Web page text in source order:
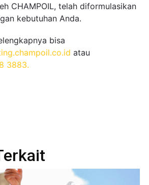
CHAMPOIL, telah diformulasikan
kebutuhan Anda.
bisa
atau
3883.